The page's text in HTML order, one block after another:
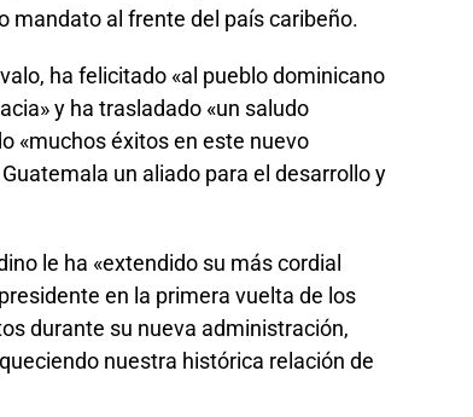
mandato al frente del país caribeño.
ha felicitado «al pueblo dominicano
y ha trasladado «un saludo
«muchos éxitos en este nuevo
un aliado para el desarrollo y
le ha «extendido su más cordial
en la primera vuelta de los
durante su nueva administración,
nuestra histórica relación de